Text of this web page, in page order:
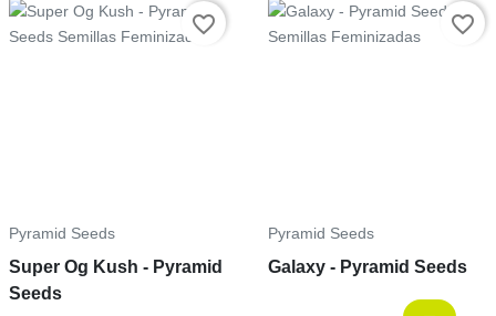
Precio
Pyramid Seeds
Super Og Kush - Pyramid
Seeds
favorite_border Precio
Pyramid Seeds
Galaxy - Pyramid Seeds
favorite_border